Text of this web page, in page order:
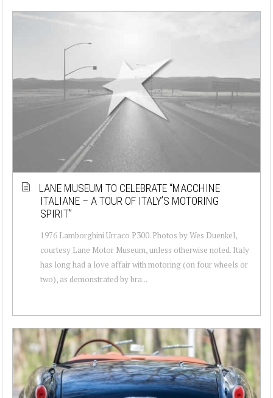
LANE MUSEUM TO CELEBRATE “MACCHINE
ITALIANE – A TOUR OF ITALY’S MOTORING
SPIRIT”
1976 Lamborghini Urraco P300. Photos by Wes Duenkel,
courtesy Lane Motor Museum, unless otherwise noted. Italy
has long had a love affair with motoring (on four wheels or
two), as demonstrated by bra...